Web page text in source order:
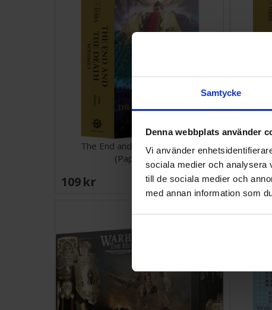
Samtycke
Denna webbplats använder
Vi använder
sociala medier och analysera
till de sociala medier och
med annan information som
The End and the Death Vol 1
(Paperback)
109 SEK Väntas in: 108